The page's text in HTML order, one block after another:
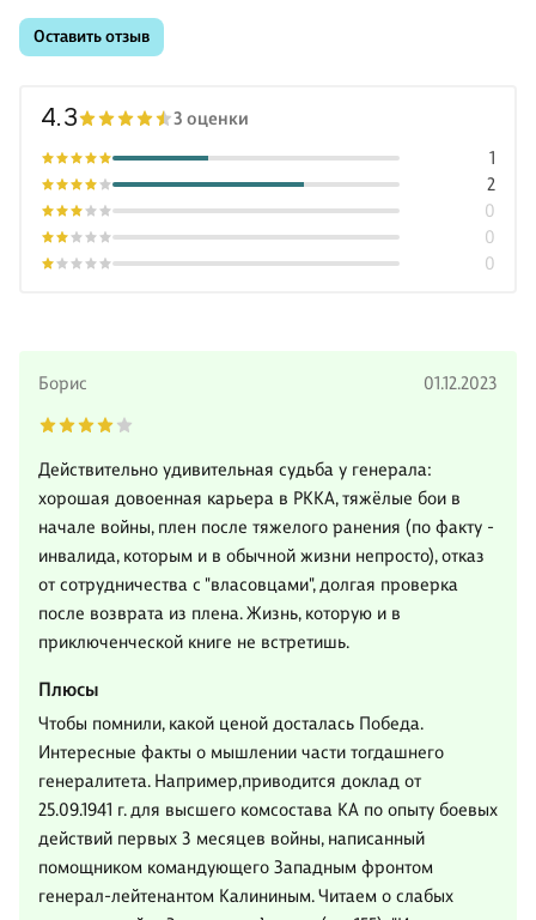
Оставить отзыв
4.3 3 оценки
0
0
0
2
1
Борис 01.12.2023
Действительно удивительная судьба у генерала:
хорошая довоенная карьера в РККА, тяжёлые бои в
начале войны, плен после тяжелого ранения (по факту -
инвалида, которым и в обычной жизни непросто), отказ
от сотрудничества с "власовцами", долгая проверка
после возврата из плена. Жизнь, которую и в
приключенческой книге не встретишь.
Плюсы
Чтобы помнили, какой ценой досталась Победа.
Интересные факты о мышлении части тогдашнего
генералитета. Например,приводится доклад от
25.09.1941 г. для высшего комсостава КА по опыту боевых
действий первых 3 месяцев войны, написанный
помощником командующего Западным фронтом
генерал-лейтенантом Калининым. Читаем о слабых